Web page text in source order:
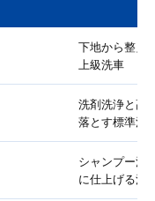
下地から整え
上級洗車
洗剤洗浄と高
落とす標準洗
シャンプー洗
に仕上げる洗